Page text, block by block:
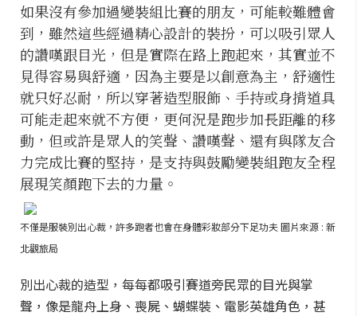
如果沒有參加過變裝組比賽的朋友，可能較難體會
到，雖然這些經過精心設計的裝扮，可以吸引眾人
的讚嘆跟目光，但是實際在路上跑起來，其實並不
見得容易與舒適，因為主要是以創意為主，舒適性
就只好忍耐，所以穿著造型服飾、手持或身揹道具
可能走起來就不方便，更何況是跑步加長距離的移
動，但或許是眾人的笑聲、讚嘆聲、還有與隊友合
力完成比賽的堅持，是支持與鼓勵變裝組跑友全程
展現笑顏跑下去的力量。
不僅是服裝別出心裁，許多跑者也會在身體彩妝部分下足功夫 圖片來源 : 新
北觀旅局
別出心裁的造型，每每都吸引賽道旁民眾的目光與掌
聲，像是龍舟上身、喪屍、蝴蝶裝、電影英雄角色，甚